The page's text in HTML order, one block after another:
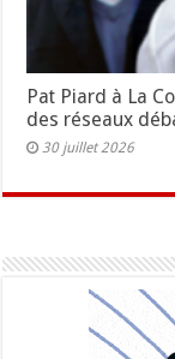
Pat Piard à La
des réseaux
30 juillet 2026